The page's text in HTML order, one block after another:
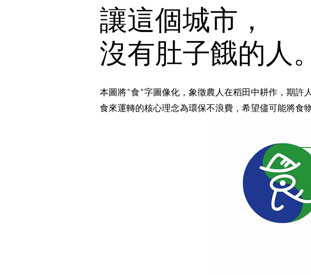
讓這個城市，
沒有肚子餓的人。
本圖將"食"字圖像化，象徵農人在稻田中耕作，期許
食來運轉的核心理念為環保不浪費，希望儘可能將食